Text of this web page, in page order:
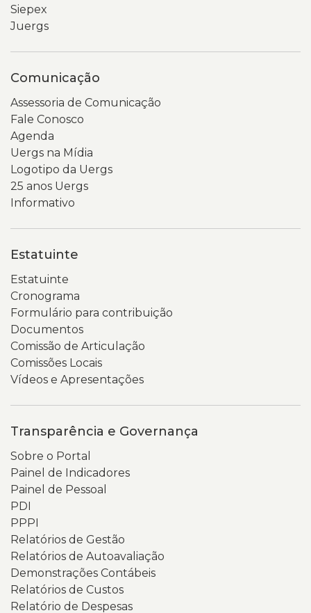
Siepex
Juergs
Comunicação
Assessoria de Comunicação
Fale Conosco
Agenda
Uergs na Mídia
Logotipo da Uergs
25 anos Uergs
Informativo
Estatuinte
Estatuinte
Cronograma
Formulário para contribuição
Documentos
Comissão de Articulação
Comissões Locais
Vídeos e Apresentações
Transparência e Governança
Sobre o Portal
Painel de Indicadores
Painel de Pessoal
PDI
PPPI
Relatórios de Gestão
Relatórios de Autoavaliação
Demonstrações Contábeis
Relatórios de Custos
Relatório de Despesas